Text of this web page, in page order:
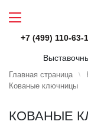
+7 (499) 110-63-
Главная страница
Кованые ключницы
КОВАНЫЕ